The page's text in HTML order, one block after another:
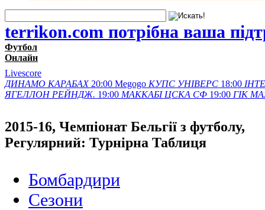
terrikon.com потрібна ваша
Футбол
Онлайн
Livescore
ДИНАМО КАРАБАХ 20:00 Megogo КУПС УНІВЕРС 18:00
ЯГЕЛЛОН РЕЙНДЖ. 19:00 МАККАБІ ЦСКА СФ 19:00 ГІК
2015-16, Чемпіонат Бельгії з футболу,
Регулярний: Турнірна Таблиця
Бомбардири
Сезони